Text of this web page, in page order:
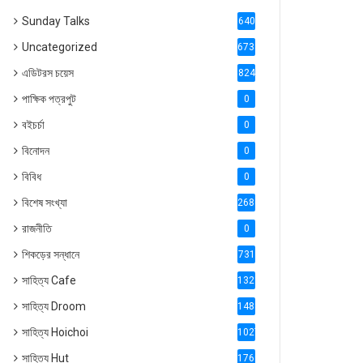
Sunday Talks 640
Uncategorized 6738
এডিটরস চয়েস 824
পাক্ষিক পত্রপুট 0
বইচর্চা 0
বিনোদন 0
বিবিধ 0
বিশেষ সংখ্যা 2686
রাজনীতি 0
শিকড়ের সন্ধানে 731
সাহিত্য Cafe 1321
সাহিত্য Droom 1488
সাহিত্য Hoichoi 1027
সাহিত্য Hut 1769